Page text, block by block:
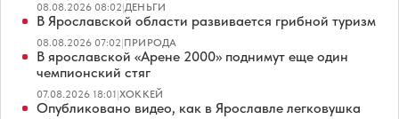
08.08.2026 08:02|ДЕНЬГИ
В Ярославской области развивается грибной туризм
08.08.2026 07:02|ПРИРОДА
В ярославской «Арене 2000» поднимут еще один
чемпионский стяг
07.08.2026 18:01|ХОККЕЙ
Опубликовано видео, как в Ярославле легковушка